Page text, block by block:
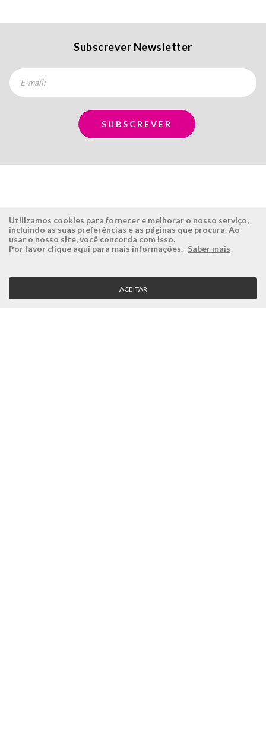
Subscrever Newsletter
ÉSISTEMAS
Empresa
Visão, Missão e Valores
ÁREA RESERVADA
Login
Recuperar Password
Utilizamos cookies para fornecer e melhorar o nosso serviço,
incluindo as suas preferências e as páginas que procura. Ao
usar o nosso site, você concorda com isso.
Por favor clique aqui para mais informações. Saber mais
ACEITAR